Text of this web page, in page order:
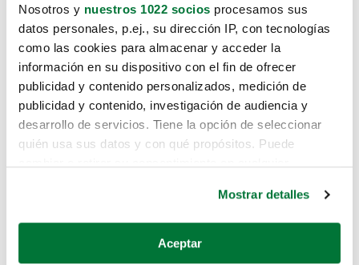
Nosotros y nuestros 1022 socios procesamos sus
datos personales, p.ej., su dirección IP, con tecnologías
como las cookies para almacenar y acceder la
información en su dispositivo con el fin de ofrecer
publicidad y contenido personalizados, medición de
publicidad y contenido, investigación de audiencia y
desarrollo de servicios. Tiene la opción de seleccionar
quién usa sus datos y con qué propósitos. Puede
Si lo permite, también quisiéramos:
Recopilar información sobre su ubicación geográfica
Mostrar detalles
Aceptar
Lo sentimos, no sabemos como
te hemos traido hasta aquí.
Pero puedes encontrar el coche que estás
buscando en alguno de estos enlaces:
Coches de segunda mano